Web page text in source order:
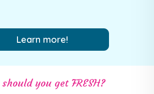
Learn more!
you get FRESH?